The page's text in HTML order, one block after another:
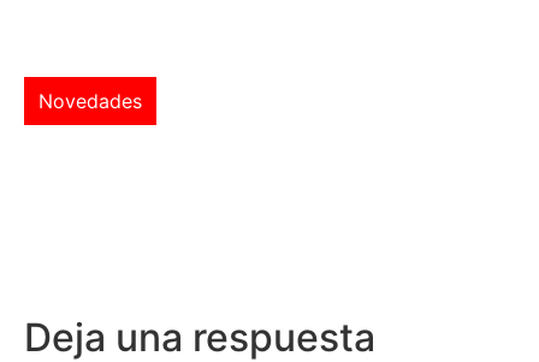
Novedades
Deja una respuesta